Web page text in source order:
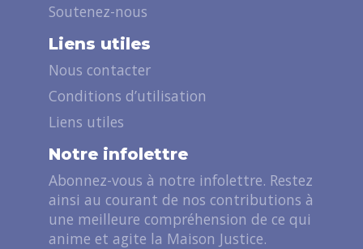
Soutenez-nous
Liens utiles
Nous contacter
Conditions d’utilisation
Liens utiles
Notre infolettre
Abonnez-vous à notre infolettre. Restez
ainsi au courant de nos contributions à
une meilleure compréhension de ce qui
anime et agite la Maison Justice.